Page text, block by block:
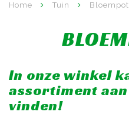
Home Tuin
In onze winkel
assortiment
vinden!